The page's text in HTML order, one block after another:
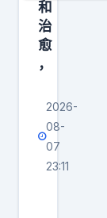
～
糟
粕
和
治
愈
，
2026-
08-
07
23:11